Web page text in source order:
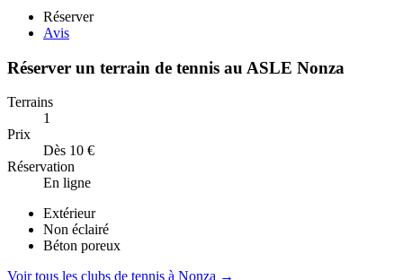
Réserver
Avis
Réserver un terrain de tennis au ASLE Nonza
Terrains
1
Prix
Dès 10 €
Réservation
En ligne
Extérieur
Non éclairé
Béton poreux
Voir tous les clubs de tennis à Nonza →